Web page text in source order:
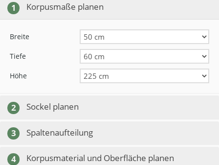
1 Korpusmaße planen
Breite
Tiefe
Höhe
2 Sockel planen
3 Spaltenaufteilung
4 Korpusmaterial und Oberfläche planen